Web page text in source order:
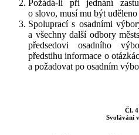
Požádá-li při jednání
o slovo, musí mu být uděleno
Spoluprací s osadními
a všechny další odbory
předsedovi osadního
předstihu informace o
a požadovat po osadním
Čl. 4
Svolávání